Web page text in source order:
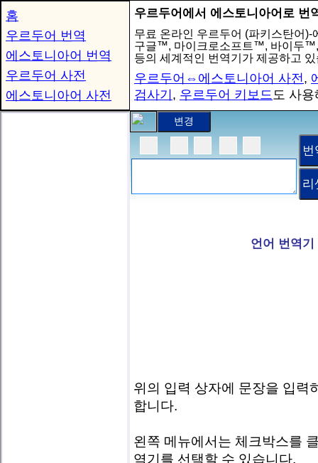
홈
우르두어 번역
에스토니아어 번역
우르두어 사전
에스토니아어 사전
우르두어에서 에스토니아어로 번
무료 온라인 우르두어 (파키스탄어)-
구글™, 마이크로소프트™, 바이두
등의 세계적인 번역기가 제공하고
우르두어⇔에스토니아어 사전,
검사기 , 우르두어 키보드도 사